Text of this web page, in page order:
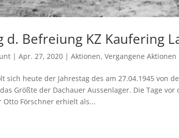
d. Befreiung KZ Kaufering
|Apr. 27, 2020 |Aktionen,Vergangene Aktionen
sich heute der Jahrestag des am 27.04.1945 von
Größte der Dachauer Aussenlager. Die Tage
Förschner erhielt als...